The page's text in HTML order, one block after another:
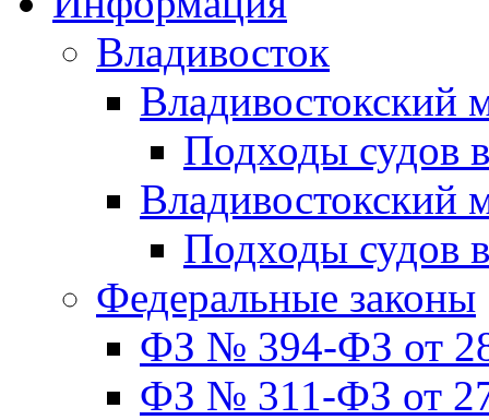
Владивосток
Владивостокский
Подходы судов
Владивостокский
Подходы судов
Федеральные законы
ФЗ № 394-ФЗ от
ФЗ № 311-ФЗ от